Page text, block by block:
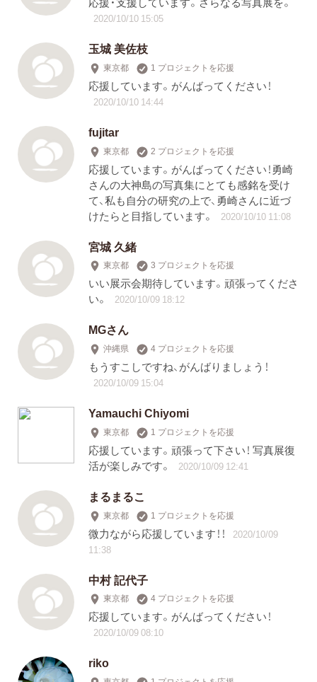
2020/10/10 15:05
玉城 美佐枝
東京都 1 プロジェクトを応援
応援しています。がんばってください！
2020/10/10 14:44
fujitar
東京都 2 プロジェクトを応援
応援しています。がんばってください！勇崎
さんの大神島の写真集にとても感銘を受け
て、私も自分の研究の上で、勇崎さんに近づ
けたらと目指しています。
2020/10/10 11:08
宮城 久緒
東京都 3 プロジェクトを応援
いい展示会期待しています。頑張ってくださ
い。
2020/10/09 18:12
MGさん
沖縄県 4 プロジェクトを応援
もうすこしですね、がんばりましょう！
2020/10/09 15:04
Yamauchi Chiyomi
東京都 1 プロジェクトを応援
応援しています。頑張って下さい！ 写真展復
活が楽しみです。
2020/10/09 12:41
まるまるこ
東京都 1 プロジェクトを応援
微力ながら応援しています！！
2020/10/09
11:38
中村 記代子
東京都 4 プロジェクトを応援
応援しています。がんばってください！
2020/10/09 08:10
riko